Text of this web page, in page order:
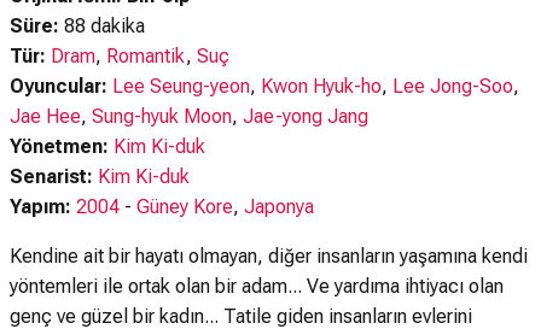
Süre: 88 dakika
Tür: Dram, Romantik, Suç
Oyuncular: Lee Seung-yeon, Kwon Hyuk-ho, Lee Jong-Soo,
Jae Hee, Sung-hyuk Moon, Jae-yong Jang
Yönetmen: Kim Ki-duk
Senarist: Kim Ki-duk
Yapım: 2004 - Güney Kore, Japonya
Kendine ait bir hayatı olmayan, diğer insanların yaşamına kendi
yöntemleri ile ortak olan bir adam... Ve yardıma ihtiyacı olan
genç ve güzel bir kadın... Tatile giden insanların evlerini